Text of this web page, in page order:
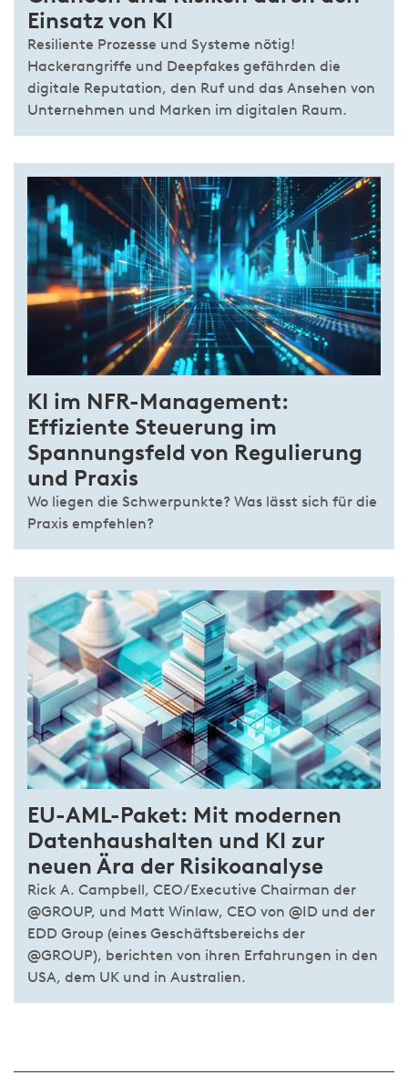
Einsatz von KI
Resiliente Prozesse und Systeme nötig!
Hackerangriffe und Deepfakes gefährden die
digitale Reputation, den Ruf und das Ansehen von
Unternehmen und Marken im digitalen Raum.
KI im NFR-Management:
Effiziente Steuerung im
Spannungsfeld von Regulierung
und Praxis
Wo liegen die Schwerpunkte? Was lässt sich für die
Praxis empfehlen?
EU-AML-Paket: Mit modernen
Datenhaushalten und KI zur
neuen Ära der Risikoanalyse
Rick A. Campbell, CEO/Executive Chairman der
@GROUP, und Matt Winlaw, CEO von @ID und der
EDD Group (eines Geschäftsbereichs der
@GROUP), berichten von ihren Erfahrungen in den
USA, dem UK und in Australien.